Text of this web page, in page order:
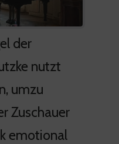
der
nutzt
umzu
Zuschauer
emotional